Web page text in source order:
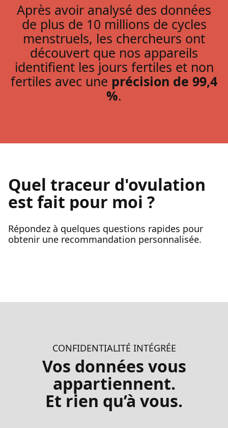
Après avoir analysé des données
de plus de 10 millions de cycles
menstruels, les chercheurs ont
découvert que nos appareils
identifient les jours fertiles et non
fertiles avec une précision de 99,4
%.
Quel traceur d'ovulation
est fait pour moi ?
Répondez à quelques questions rapides pour
obtenir une recommandation personnalisée.
CONFIDENTIALITÉ INTÉGRÉE
Vos données vous
appartiennent.
Et rien qu’à vous.